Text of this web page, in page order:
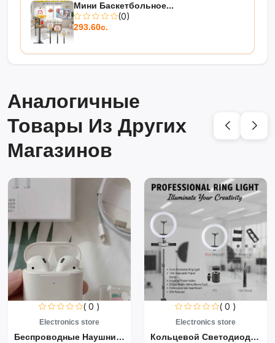
Мини Баскетбольное...
(0)
293.60с.
Аналогичные
Товары Из Других
Магазинов
( 0 )
Electronics store
Беспроводные Наушники Air...
( 0 )
Electronics store
Кольцевой Светодиодный Св...